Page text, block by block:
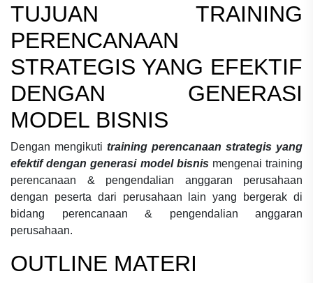
TUJUAN TRAINING
PERENCANAAN
STRATEGIS YANG EFEKTIF
DENGAN GENERASI
MODEL BISNIS
Dengan mengikuti training perencanaan strategis yang
efektif dengan generasi model bisnis mengenaitraining
perencanaan & pengendalian anggaran perusahaan
dengan peserta dari perusahaan lain yang bergerak di
bidang perencanaan & pengendalian anggaran
perusahaan.
OUTLINE MATERI